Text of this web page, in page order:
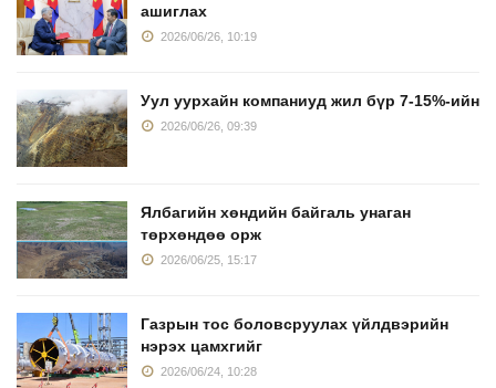
ашиглах
2026/06/26, 10:19
Уул уурхайн компаниуд жил бүр 7-15%-ийн
2026/06/26, 09:39
Ялбагийн хөндийн байгаль унаган
төрхөндөө орж
2026/06/25, 15:17
Газрын тос боловсруулах үйлдвэрийн
нэрэх цамхгийг
2026/06/24, 10:28